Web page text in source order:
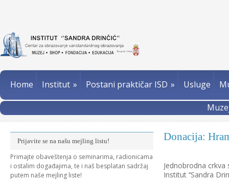
Home Institut » Postani praktičar ISD » Usluge
Donacija:
Jednobrodna
Institut ‘’Sandra
Prijavite se na našu mejling listu!
Primajte obaveštenja o seminarima, radionicama
i ostalim događajima, te i naš besplatan sadržaj
putem naše mejling liste!